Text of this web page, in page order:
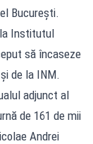
București.
Institutul
să încaseze
de la INM.
adjunct al
de 161 de mii
Andrei